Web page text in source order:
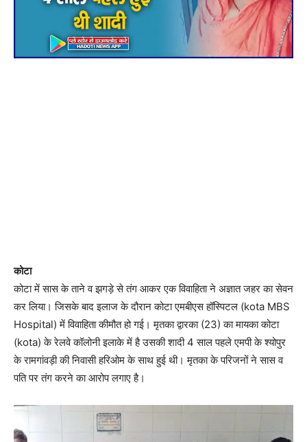
कोटा
कोटा में सास के ताने व झगड़े से तंग आकर एक विवाहिता ने अज्ञात जहर का सेवन
कर लिया। जिसके बाद इलाज के दौरान कोटा एमबीएस हॉस्पिटल (kota MBS
Hospital) में विवाहिता कीमौत हो गई। मृतका द्वारका (23) का मायका कोटा
(kota) के रेलवे कॉलोनी इलाके में है उसकी शादी 4 साल पहले एमपी के श्योपुर
के रामगांवड़ी की निवासी हरिओम के साथ हुई थी। मृतका के परिजनों ने सास व
पति पर तंग करने का आरोप लगाए है।